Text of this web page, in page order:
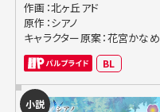
作画：北ヶ丘アド
原作：シアノ
キャラクター原案：花宮かなめ
BL
小説